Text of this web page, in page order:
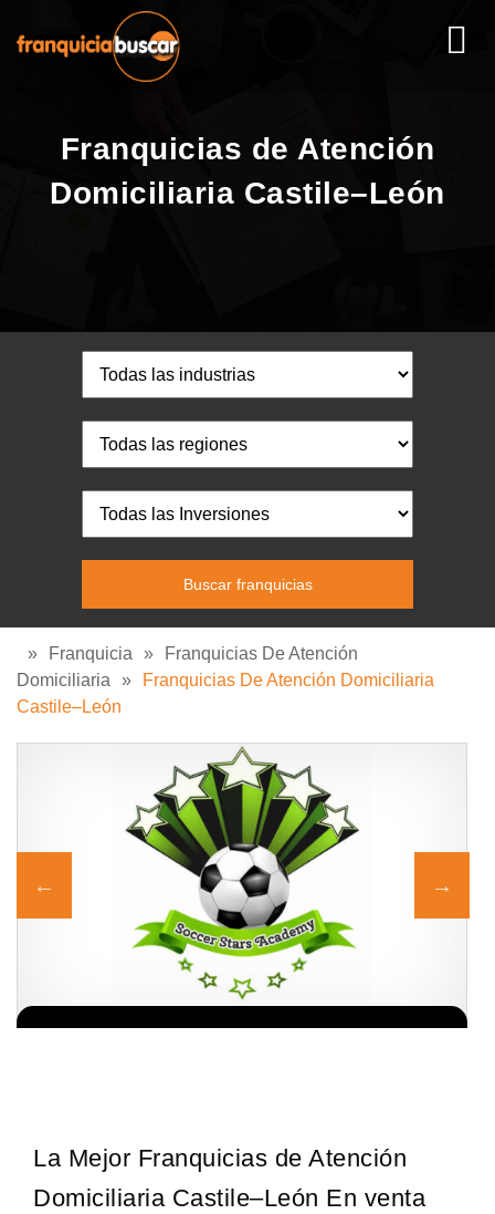
Franquicias de Atención
Domiciliaria Castile–León
» Franquicia »
Franquicias De Atención
Domiciliaria
»
Franquicias De Atención Domiciliaria
Castile–León
La Mejor Franquicias de Atención
Domiciliaria Castile–León En venta